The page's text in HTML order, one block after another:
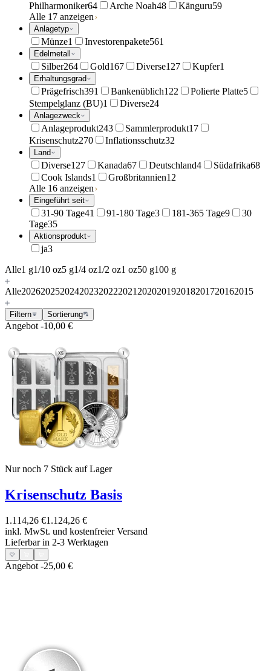
Philharmoniker64 Arche Noah48 Känguru59
Alle 17 anzeigen
Anlagetyp
Münze1 Investorenpakete561
Edelmetall
Silber264 Gold167 Diverse127 Kupfer1
Erhaltungsgrad
Prägefrisch391 Bankenüblich122 Polierte Platte5
Stempelglanz (BU)1 Diverse24
Anlagezweck
Anlageprodukt243 Sammlerprodukt17
Krisenschutz270 Inflationsschutz32
Land
Diverse127 Kanada67 Deutschland4 Südafrika68
Cook Islands1 Großbritannien12
Alle 16 anzeigen
Eingeführt seit
31-90 Tage41 91-180 Tage3 181-365 Tage9
30
Tage35
Aktionsprodukt
ja3
Alle1 g1/10 oz5 g1/4 oz1/2 oz1 oz50 g100 g
Alle202620252024202320222021 202020192018201720162015
Filtern Sortierung
Angebot -10,00 €
Nur noch 7 Stück auf Lager
Krisenschutz Basis
1.114,26 €1.124,26 €
inkl. MwSt. und kostenfreier Versand
Lieferbar in 2-3 Werktagen
Angebot -25,00 €